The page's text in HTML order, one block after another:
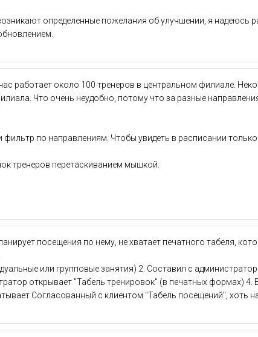
определенные пожелания об улучшении, я надеюсь
работает около 100 тренеров в центральном филиале.
Что очень неудобно, потому что за разные
по направлениям. Чтобы увидеть в расписании
тренеров перетаскиванием мышкой.
посещения по нему, не хватает печатного табеля,
или групповые занятия) 2. Составил с
открывает "Табель тренировок" (в печатных формах)
Согласованный с клиентом "Табель посещений", хоть